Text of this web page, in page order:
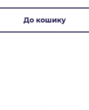
До кошику